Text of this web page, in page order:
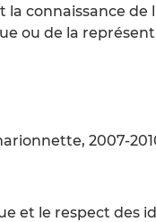
connaissance de
ou de la
2007-
et le respect des